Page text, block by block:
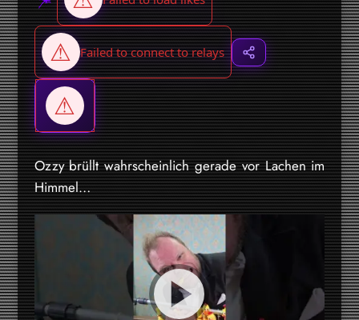
Ozzy brüllt wahrscheinlich gerade vor Lachen im
Himmel…